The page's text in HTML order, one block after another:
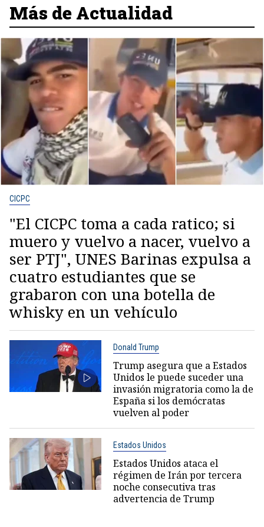
Más de Actualidad
CICPC
"El CICPC toma a cada ratico; si
muero y vuelvo a nacer, vuelvo a
ser PTJ", UNES Barinas expulsa a
cuatro estudiantes que se
grabaron con una botella de
whisky en un vehículo
Donald Trump
Trump asegura que a Estados
Unidos le puede suceder una
invasión migratoria como la de
España si los demócratas
vuelven al poder
Estados Unidos
Estados Unidos ataca el
régimen de Irán por tercera
noche consecutiva tras
advertencia de Trump